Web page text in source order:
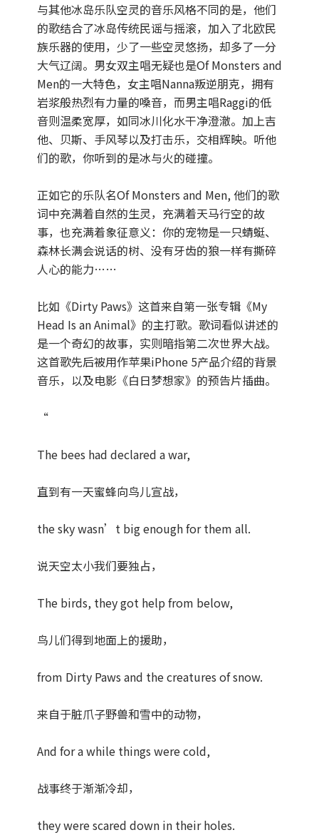
与其他冰岛乐队空灵的音乐风格不同的是，他们
的歌结合了冰岛传统民谣与摇滚，加入了北欧民
族乐器的使用，少了一些空灵悠扬，却多了一分
大气辽阔。男女双主唱无疑也是Of Monsters and
Men的一大特色，女主唱Nanna叛逆朋克，拥有
岩浆般热烈有力量的嗓音，而男主唱Raggi的低
音则温柔宽厚，如同冰川化水干净澄澈。加上吉
他、贝斯、手风琴以及打击乐，交相辉映。听他
们的歌，你听到的是冰与火的碰撞。
正如它的乐队名Of Monsters and Men, 他们的歌
词中充满着自然的生灵，充满着天马行空的故
事，也充满着象征意义：你的宠物是一只蜻蜓、
森林长满会说话的树、没有牙齿的狼一样有撕碎
人心的能力……
比如《Dirty Paws》这首来自第一张专辑《My
Head Is an Animal》的主打歌。歌词看似讲述的
是一个奇幻的故事，实则暗指第二次世界大战。
这首歌先后被用作苹果iPhone 5产品介绍的背景
音乐，以及电影《白日梦想家》的预告片插曲。
“
The bees had declared a war,
直到有一天蜜蜂向鸟儿宣战，
the sky wasn’t big enough for them all.
说天空太小我们要独占，
The birds, they got help from below,
鸟儿们得到地面上的援助，
from Dirty Paws and the creatures of snow.
来自于脏爪子野兽和雪中的动物，
And for a while things were cold,
战事终于渐渐冷却，
they were scared down in their holes.